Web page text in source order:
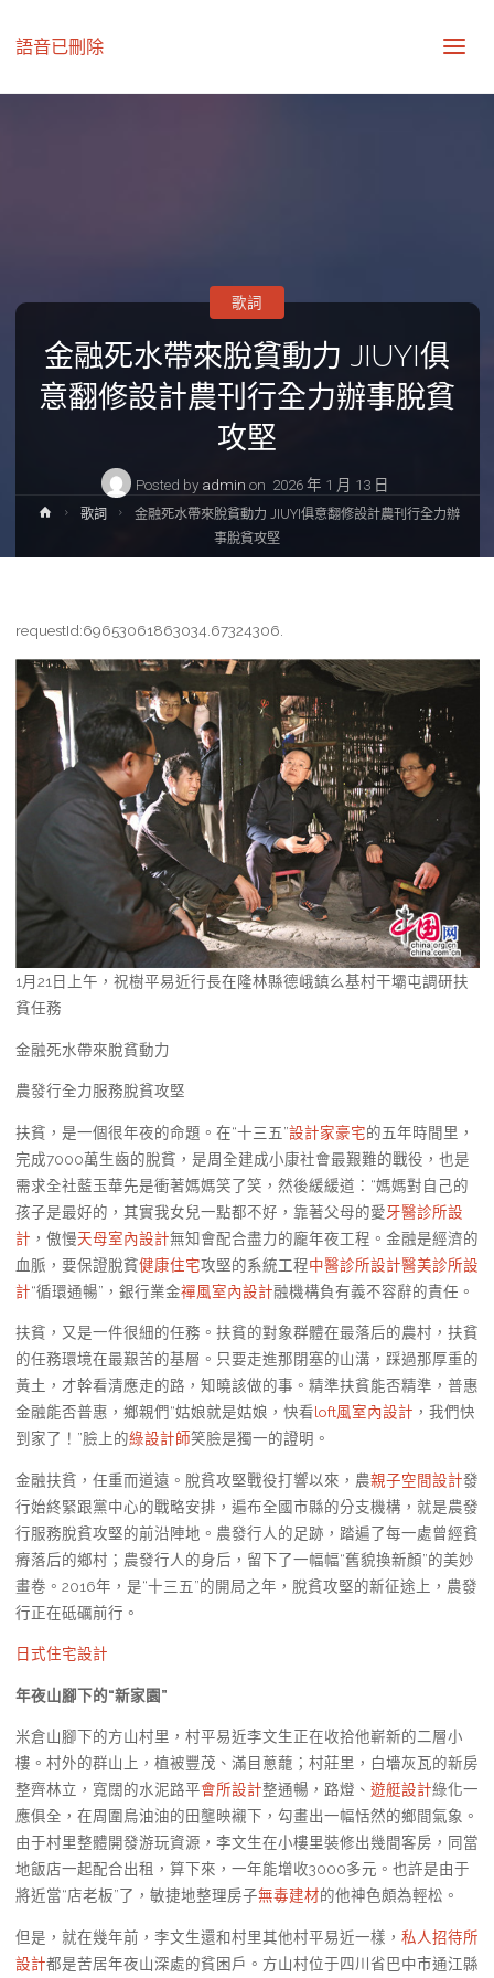
語音已刪除
金融死水帶來脫貧動力 JIUYI俱
意翻修設計農刊行全力辦事脫貧
攻堅
Posted by admin on 2026 年 1 月 13 日
歌詞
Home歌詞
金融死水帶來脫貧動力 JIUYI俱意翻修設計農刊行全力辦
事脫貧攻堅
requestId:69653061863034.67324306.
1月21日上午，祝樹平易近行長在隆林縣德峨鎮么基村干壩屯調研扶
貧任務
金融死水帶來脫貧動力
農發行全力服務脫貧攻堅
扶貧，是一個很年夜的命題。在“十三五”設計家豪宅的五年時間里，
完成7000萬生齒的脫貧，是周全建成小康社會最艱難的戰役，也是
需求全社藍玉華先是衝著媽媽笑了笑，然後緩緩道：“媽媽對自己的
孩子是最好的，其實我女兒一點都不好，靠著父母的愛牙醫診所設
計 ，傲慢天母室內設計無知會配合盡力的龐年夜工程。金融是經濟的
血脈，要保證脫貧健康住宅攻堅的系統工程中醫診所設計醫美診所設
計“循環通暢”，銀行業金禪風室內設計融機構負有義不容辭的責任。
扶貧，又是一件很細的任務。扶貧的對象群體在最落后的農村，扶貧
的任務環境在最艱苦的基層。只要走進那閉塞的山溝，踩過那厚重的
黃土，才幹看清應走的路，知曉該做的事。精準扶貧能否精準，普惠
金融能否普惠，鄉親們“姑娘就是姑娘，快看loft風室內設計 ，我們快
到家了！”臉上的綠設計師笑臉是獨一的證明。
金融扶貧，任重而道遠。脫貧攻堅戰役打響以來，農親子空間設計發
行始終緊跟黨中心的戰略安排，遍布全國市縣的分支機構，就是農發
行服務脫貧攻堅的前沿陣地。農發行人的足跡，踏遍了每一處曾經貧
瘠落后的鄉村；農發行人的身后，留下了一幅幅“舊貌換新顏”的美妙
畫卷。2016年，是“十三五”的開局之年，脫貧攻堅的新征途上，農發
行正在砥礪前行。
日式住宅設計
年夜山腳下的“新家園”
米倉山腳下的方山村里，村平易近李文生正在收拾他嶄新的二層小
樓。村外的群山上，植被豐茂、滿目蔥蘢；村莊里，白墻灰瓦的新房
整齊林立，寬闊的水泥路平會所設計整通暢，路燈、 遊艇設計綠化一
應俱全，在周圍烏油油的田壟映襯下，勾畫出一幅恬然的鄉間氣象。
由于村里整體開發游玩資源，李文生在小樓里裝修出幾間客房，同當
地飯店一起配合出租，算下來，一年能增收3000多元。也許是由于
將近當“店老板”了，敏捷地整理房子無毒建材的他神色頗為輕松。
但是，就在幾年前，李文生還和村里其他村平易近一樣， 私人招待所
設計都是苦居年夜山深處的貧困戶。方山村位于四川省巴中市通江縣